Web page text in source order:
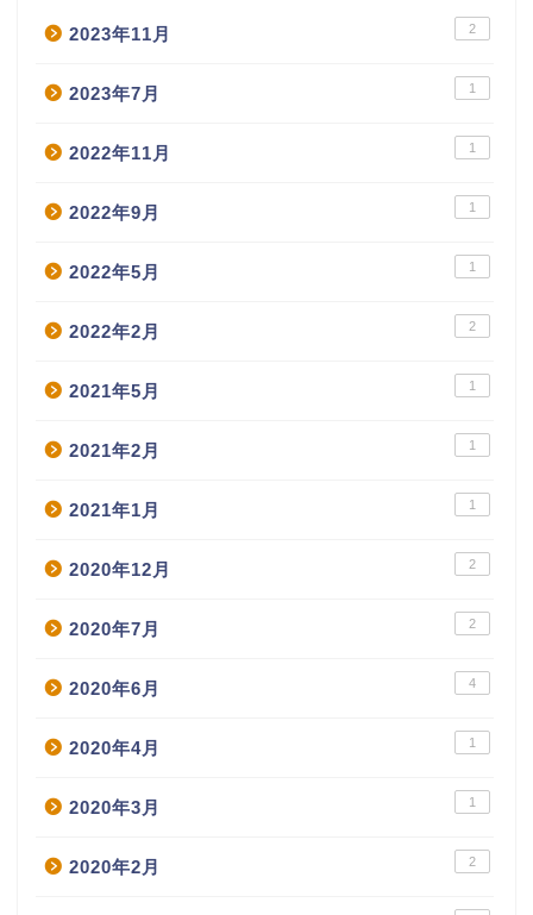
2023年11月 2
2023年7月 1
2022年11月 1
2022年9月 1
2022年5月 1
2022年2月 2
2021年5月 1
2021年2月 1
2021年1月 1
2020年12月 2
2020年7月 2
2020年6月 4
2020年4月 1
2020年3月 1
2020年2月 2